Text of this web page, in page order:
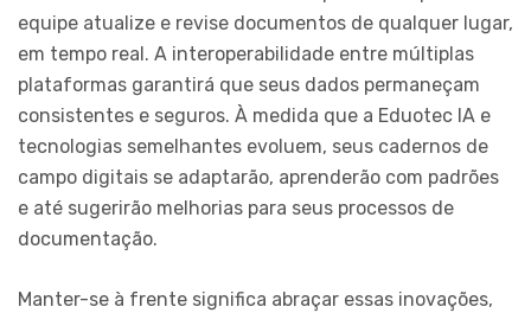
equipe atualize e revise documentos de qualquer lugar,
em tempo real. A interoperabilidade entre múltiplas
plataformas garantirá que seus dados permaneçam
consistentes e seguros. À medida que a Eduotec IA e
tecnologias semelhantes evoluem, seus cadernos de
campo digitais se adaptarão, aprenderão com padrões
e até sugerirão melhorias para seus processos de
documentação.
Manter-se à frente significa abraçar essas inovações,